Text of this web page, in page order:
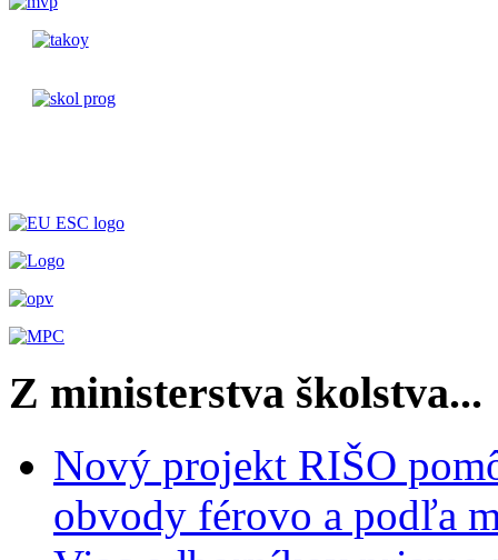
Z ministerstva školstva...
Nový projekt RIŠO
obvody férovo a podľa